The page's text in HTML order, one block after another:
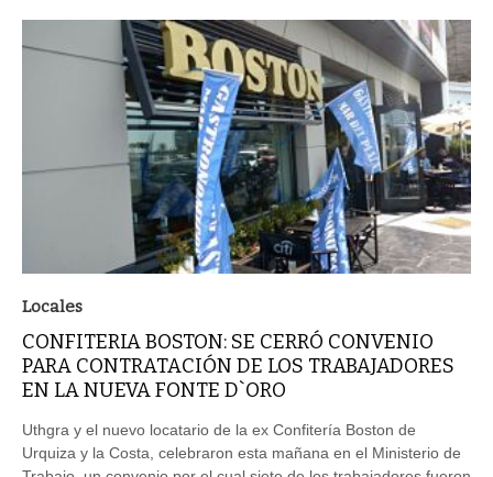
Locales
CONFITERIA BOSTON: SE CERRÓ CONVENIO
PARA CONTRATACIÓN DE LOS TRABAJADORES
EN LA NUEVA FONTE D`ORO
Uthgra y el nuevo locatario de la ex Confitería Boston de
Urquiza y la Costa, celebraron esta mañana en el Ministerio de